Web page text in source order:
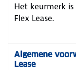
Het keurmerk
Flex Lease.
Algemene
Lease